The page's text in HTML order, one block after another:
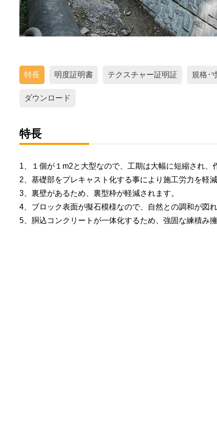
特長 明度証明書 テクスチャー証明証 規格･
ダウンロード
特長
1、１個が１m2と大型なので、工期は大幅に短縮され、
2、基礎部をプレキャスト化する事により施工労力を軽
3、裏壁があるため、裏型枠が軽減されます。
4、ブロック表面が擬石模様なので、自然との調和が図
5、胴込コンクリートが一体化するため、強固な練積み